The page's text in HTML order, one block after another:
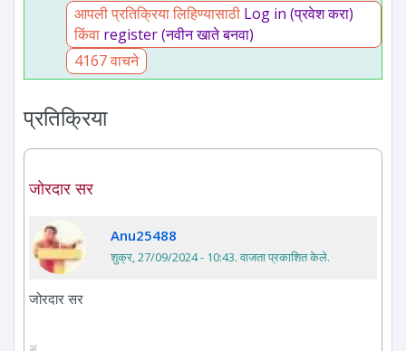
आपली प्रतिक्रिया लिहिण्यासाठी Log in (प्रवेश करा)
किंवा register (नवीन खाते बनवा)
4167 वाचने
प्रतिक्रिया
जोरदार सर
Anu25488
शुक्र, 27/09/2024 - 10:43. वाजता प्रकाशित केले.
जोरदार सर
अ